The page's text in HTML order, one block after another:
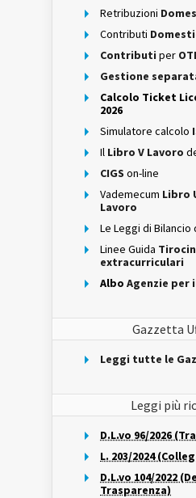
Retribuzioni
Contributi
Contributi per
Gestione
Calcolo Ticket
2026
Simulatore calcolo
Il Libro V Lavoro
CIGS on-line
Vademecum Libro
Lavoro
Le Leggi di Bilancio
Linee Guida
extracurriculari
Albo Agenzie per
Gazzetta
Leggi tutte le
Leggi più
D.L.vo 96/2026
L. 203/2024
D.L.vo 104/2022
Trasparenza)